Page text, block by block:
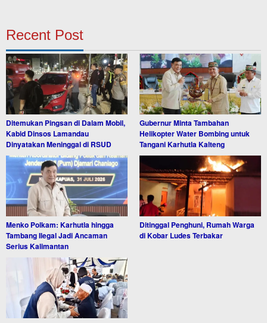
Recent Post
Ditemukan Pingsan di Dalam Mobil,
Kabid Dinsos Lamandau
Dinyatakan Meninggal di RSUD
Gubernur Minta Tambahan
Helikopter Water Bombing untuk
Tangani Karhutla Kalteng
Menko Polkam: Karhutla hingga
Tambang Ilegal Jadi Ancaman
Serius Kalimantan
Ditinggal Penghuni, Rumah Warga
di Kobar Ludes Terbakar